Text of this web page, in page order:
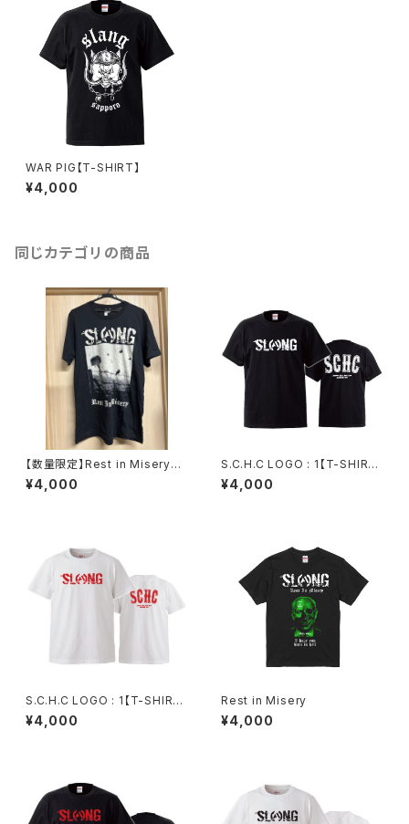
WAR PIG【T-SHIRT】
¥4,000
同じカテゴリの商品
【数量限定】Rest in Misery海
外版T-SHIRT
¥4,000
S.C.H.C LOGO : 1【T-SHIRT
: 黒ボディ】
¥4,000
S.C.H.C LOGO : 1【T-SHIRT
: 白ボディ】
¥4,000
Rest in Misery
¥4,000